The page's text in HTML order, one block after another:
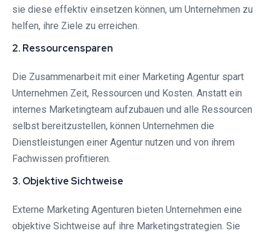
sie diese effektiv einsetzen können, um Unternehmen zu
helfen, ihre Ziele zu erreichen.
2. Ressourcensparen
Die Zusammenarbeit mit einer Marketing Agentur spart
Unternehmen Zeit, Ressourcen und Kosten. Anstatt ein
internes Marketingteam aufzubauen und alle Ressourcen
selbst bereitzustellen, können Unternehmen die
Dienstleistungen einer Agentur nutzen und von ihrem
Fachwissen profitieren.
3. Objektive Sichtweise
Externe Marketing Agenturen bieten Unternehmen eine
objektive Sichtweise auf ihre Marketingstrategien. Sie